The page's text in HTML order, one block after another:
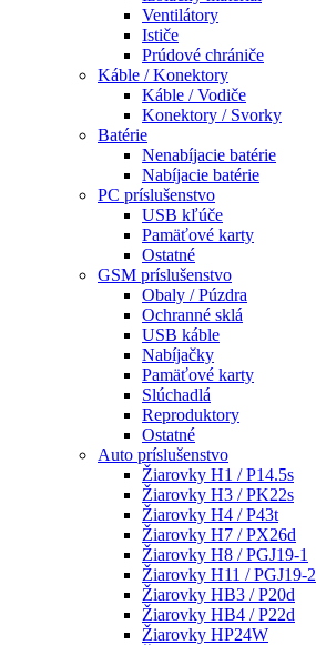
Ventilátory
Ističe
Prúdové chrániče
Káble / Konektory
Káble / Vodiče
Konektory / Svorky
Batérie
Nenabíjacie batérie
Nabíjacie batérie
PC príslušenstvo
USB kľúče
Pamäťové karty
Ostatné
GSM príslušenstvo
Obaly / Púzdra
Ochranné sklá
USB káble
Nabíjačky
Pamäťové karty
Slúchadlá
Reproduktory
Ostatné
Auto príslušenstvo
Žiarovky H1 / P14.5s
Žiarovky H3 / PK22s
Žiarovky H4 / P43t
Žiarovky H7 / PX26d
Žiarovky H8 / PGJ19-1
Žiarovky H11 / PGJ19-2
Žiarovky HB3 / P20d
Žiarovky HB4 / P22d
Žiarovky HP24W